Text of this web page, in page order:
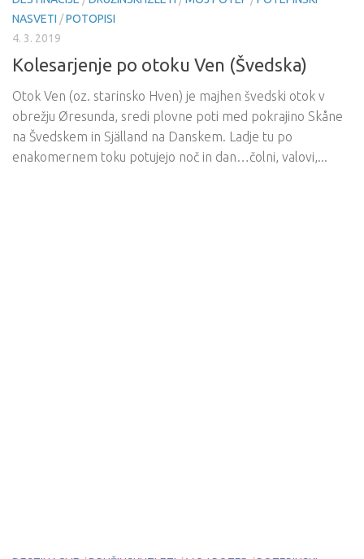
NASVETI /POTOPISI
4. 3. 2019
Kolesarjenje po otoku Ven (Švedska)
Otok Ven (oz. starinsko Hven) je majhen švedski otok v
obrežju Øresunda, sredi plovne poti med pokrajino Skåne
na Švedskem in Själland na Danskem. Ladje tu po
enakomernem toku potujejo noč in dan…čolni, valovi,...